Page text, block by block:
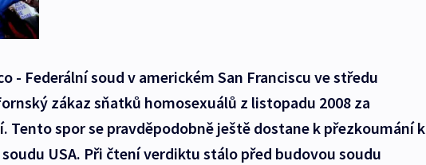
- Federální soud v americkém San Franciscu ve středu
zákaz sňatků homosexuálů z listopadu 2008 za
Tento spor se pravděpodobně ještě dostane k přezkoumání k
USA. Při čtení verdiktu stálo před budovou soudu